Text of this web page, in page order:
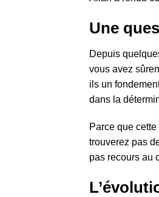
Une
Depuis
vous avez
ils un
dans la
Parce que
trouverez pas
pas recours au